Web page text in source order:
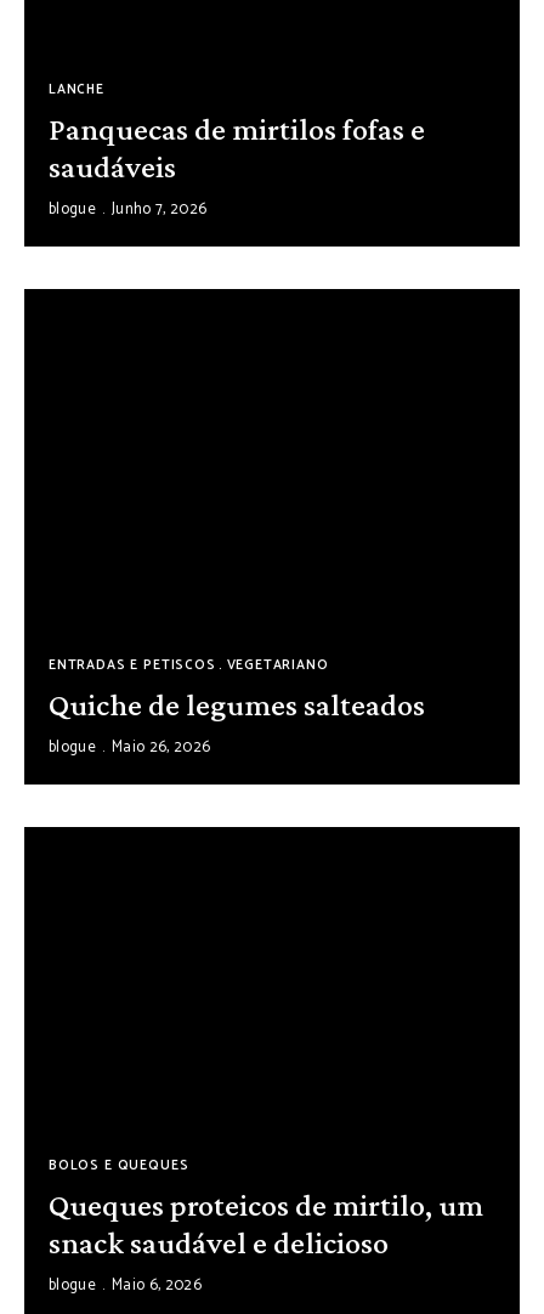
LANCHE
Panquecas de mirtilos fofas e
saudáveis
blogue Junho 7, 2026
ENTRADAS E PETISCOS VEGETARIANO
Quiche de legumes salteados
blogue Maio 26, 2026
BOLOS E QUEQUES
Queques proteicos de mirtilo, um
snack saudável e delicioso
blogue Maio 6, 2026